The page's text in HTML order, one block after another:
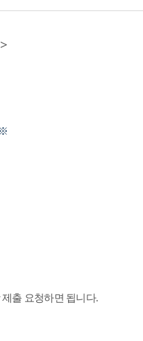
>
출 요청하면 됩니다.